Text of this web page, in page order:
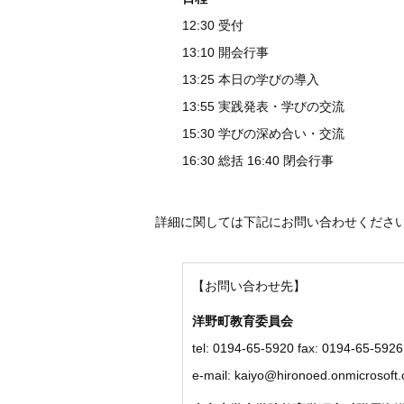
12:30 受付
13:10 開会行事
13:25 本日の学びの導入
13:55 実践発表・学びの交流
15:30 学びの深め合い・交流
16:30 総括 16:40 閉会行事
詳細に関しては下記にお問い合わせください
【お問い合わせ先】
洋野町教育委員会
tel: 0194-65-5920 fax: 0194-65-5926
e-mail: